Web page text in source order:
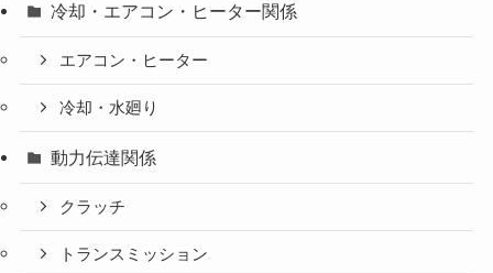
冷却・エアコン・ヒーター関係
エアコン・ヒーター
冷却・水廻り
動力伝達関係
クラッチ
トランスミッション